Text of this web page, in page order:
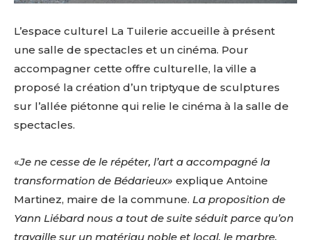
L’espace culturel La Tuilerie accueille à présent
une salle de spectacles et un cinéma. Pour
accompagner cette offre culturelle, la ville a
proposé la création d’un triptyque de sculptures
sur l’allée piétonne qui relie le cinéma à la salle de
spectacles.
«Je ne cesse de le répéter, l’art a accompagné la
transformation de Bédarieux» explique Antoine
Martinez, maire de la commune. La proposition de
Yann Liébard nous a tout de suite séduit parce qu’on
travaille sur un matériau noble et local, le marbre,